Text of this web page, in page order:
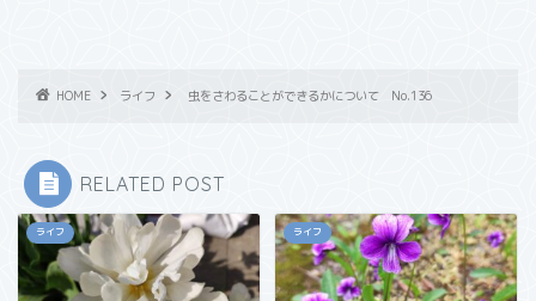
HOME ライフ 虫をさわることができるかについて No.136
RELATED POST
ライフ ライフ